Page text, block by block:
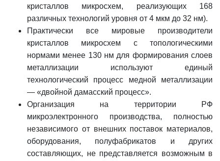
кристаллов микросхем, реализующих 168
различных технологий уровня от 4 мкм до 32 нм).
Практически все мировые производители
кристаллов микросхем с топологическими
нормами менее 130 нм для формирования слоев
металлизации используют единый
технологический процесс медной металлизации
— «двойной дамасский процесс».
Организация на территории РФ
микроэлектронного производства, полностью
независимого от внешних поставок материалов,
оборудования, полуфабрикатов и других
составляющих, не представляется возможным в